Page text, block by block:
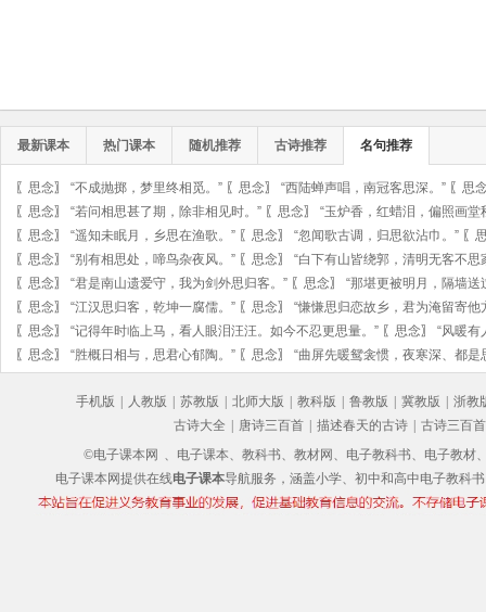
最新课本 热门课本 随机推荐 古诗推荐 名句推荐
〖 思念〗 “不成抛掷，梦里终相觅。” 〖 思念〗 “西陆蝉声唱，南冠客思深。” 〖 思
〖 思念〗 “若问相思甚了期，除非相见时。” 〖 思念〗 “玉炉香，红蜡泪，偏照画堂
〖 思念〗 “遥知未眠月，乡思在渔歌。” 〖 思念〗 “忽闻歌古调，归思欲沾巾。” 〖
〖 思念〗 “别有相思处，啼鸟杂夜风。” 〖 思念〗 “白下有山皆绕郭，清明无客不思
〖 思念〗 “君是南山遗爱守，我为剑外思归客。” 〖 思念〗 “那堪更被明月，隔墙送
〖 思念〗 “江汉思归客，乾坤一腐儒。” 〖 思念〗 “慊慊思归恋故乡，君为淹留寄他
〖 思念〗 “记得年时临上马，看人眼泪汪汪。如今不忍更思量。” 〖 思念〗 “风暖有
〖 思念〗 “胜概日相与，思君心郁陶。” 〖 思念〗 “曲屏先暖鸳衾惯，夜寒深、都是
手机版 人教版 苏教版 北师大版 教科版 鲁教版 冀教版
浙教
古诗大全
唐诗三百首 描述春天的古诗
古诗三百首
©电子课本网 、电子课本、教科书、教材网、电子教科书、电子教材
电子课本网提供在线电子课本导航服务，涵盖小学、初中和高中电子教科